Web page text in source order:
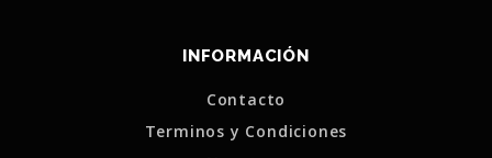
INFORMACIÓN
Contacto
Terminos y Condiciones